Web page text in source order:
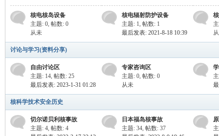
核电核岛设备
主题: 0, 帖数: 0
从未
核电辐射防护设备
主题: 1, 帖数: 1
最后发表: 2021-8-18 10:39
讨论与学习(资料分享)
自由讨论区
主题: 14, 帖数: 25
最后发表: 2023-1-31 01:28
专家咨询区
主题: 0, 帖数: 0
从未
核科学技术安全历史
切尔诺贝利核事故
主题: 4, 帖数: 4
日本福岛核事故
主题: 34, 帖数: 37